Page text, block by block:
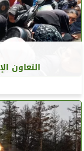
التعاون